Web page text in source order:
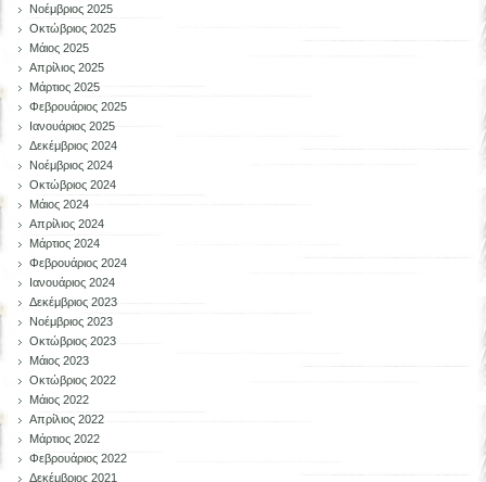
Νοέμβριος 2025
Οκτώβριος 2025
Μάιος 2025
Απρίλιος 2025
Μάρτιος 2025
Φεβρουάριος 2025
Ιανουάριος 2025
Δεκέμβριος 2024
Νοέμβριος 2024
Οκτώβριος 2024
Μάιος 2024
Απρίλιος 2024
Μάρτιος 2024
Φεβρουάριος 2024
Ιανουάριος 2024
Δεκέμβριος 2023
Νοέμβριος 2023
Οκτώβριος 2023
Μάιος 2023
Οκτώβριος 2022
Μάιος 2022
Απρίλιος 2022
Μάρτιος 2022
Φεβρουάριος 2022
Δεκέμβριος 2021